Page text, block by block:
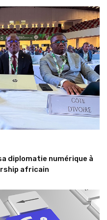
diplomatie numérique à
africain